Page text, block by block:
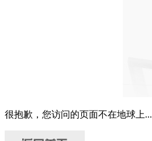
很抱歉，您访问的页面不在地球上...